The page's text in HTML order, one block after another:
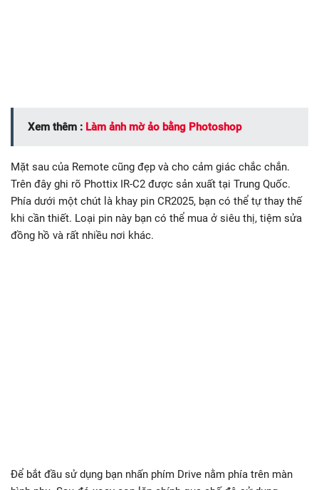
Xem thêm : Làm ảnh mờ ảo bằng Photoshop
Mặt sau của Remote cũng đẹp và cho cảm giác chắc chắn.
Trên đây ghi rõ Phottix IR-C2 được sản xuất tại Trung Quốc.
Phía dưới một chút là khay pin CR2025, bạn có thể tự thay thế
khi cần thiết. Loại pin này bạn có thể mua ở siêu thị, tiệm sửa
đồng hồ và rất nhiều nơi khác.
Để bắt đầu sử dụng bạn nhấn phím Drive nằm phía trên màn